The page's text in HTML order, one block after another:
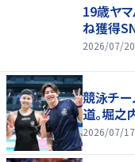
19歳ヤ
ね獲得
2026/07/
競泳チー
道。堀
2026/07/